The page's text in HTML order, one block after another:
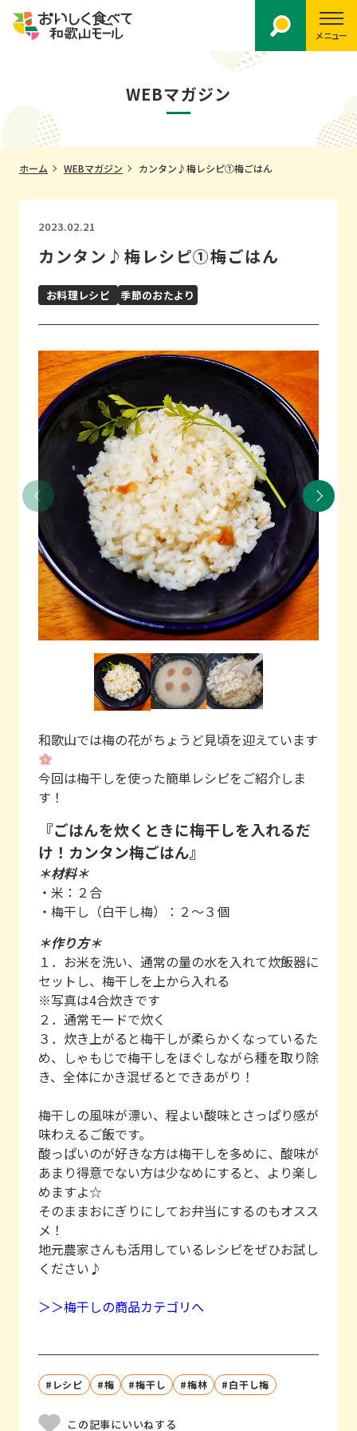
メニュー
WEBマガジン
ホーム WEBマガジン カンタン♪梅レシピ①梅ごはん
2023.02.21
カンタン♪梅レシピ①梅ごはん
お料理レシピ 季節のおたより
和歌山では梅の花がちょうど見頃を迎えています
今回は梅干しを使った簡単レシピをご紹介しま
す！
『ごはんを炊くときに梅干しを入れるだ
け！カンタン梅ごはん』
＊材料＊
・米：２合
・梅干し（白干し梅）：２～３個
＊作り方＊
１．お米を洗い、通常の量の水を入れて炊飯器に
セットし、梅干しを上から入れる
※写真は4合炊きです
２．通常モードで炊く
３．炊き上がると梅干しが柔らかくなっているた
め、しゃもじで梅干しをほぐしながら種を取り除
き、全体にかき混ぜるとできあがり！
梅干しの風味が漂い、程よい酸味とさっぱり感が
味わえるご飯です。
酸っぱいのが好きな方は梅干しを多めに、酸味が
あまり得意でない方は少なめにすると、より楽し
めますよ☆
そのままおにぎりにしてお弁当にするのもオスス
メ！
地元農家さんも活用しているレシピをぜひお試し
ください♪
＞＞梅干しの商品カテゴリへ
レシピ 梅 梅干し 梅林 白干し梅
この記事にいいねする